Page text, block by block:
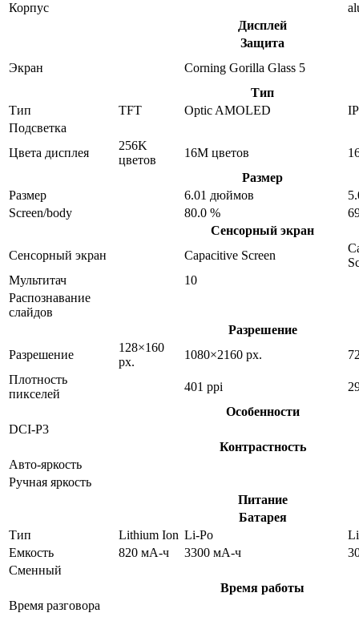
Корпус
Дисплей
Защита
Экран
Corning Gorilla Glass 5
Тип
Тип
TFT Optic AMOLED
Подсветка
Цвета дисплея
256K
цветов
16M цветов
Размер
Размер
6.01 дюймов
Screen/body
80.0 %
Сенсорный экран
Сенсорный экран
Capacitive Screen
Мультитач
10
Распознавание
слайдов
Разрешение
Разрешение
128×160
px.
1080×2160 px.
Плотность
пикселей
401 ppi
Особенности
DCI-P3
Контрастность
Авто-яркость
Ручная яркость
Питание
Батарея
Тип
Lithium Ion Li-Po
Емкость
820 мА-ч 3300 мА-ч
Сменный
Время работы
Время разговора